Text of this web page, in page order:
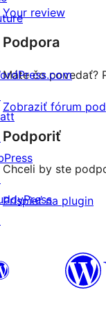
hviezdičkovým
hodnotením
s
hviezdičkovým
hodnotením
Your review
Podpora
Máte čo povedať?
Zobraziť fórum
Podporiť
Chceli by ste
Prispieť na plugin